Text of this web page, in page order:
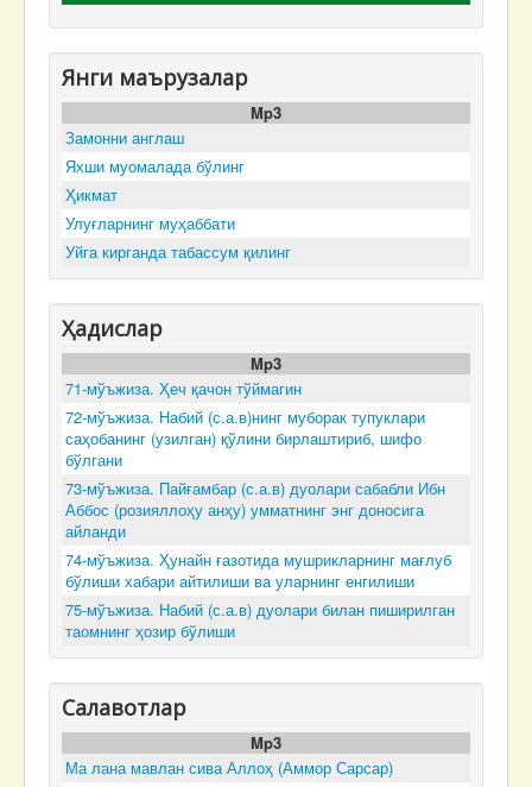
Янги маърузалар
Mp3
Замонни англаш
Яхши муомалада бўлинг
Ҳикмат
Улуғларнинг муҳаббати
Уйга кирганда табассум қилинг
Ҳадислар
Mp3
71-мўъжиза. Ҳеч қачон тўймагин
72-мўъжиза. Набий (с.а.в)нинг муборак тупуклари
саҳобанинг (узилган) қўлини бирлаштириб, шифо
бўлгани
73-мўъжиза. Пайғамбар (с.а.в) дуолари сабабли Ибн
Аббос (розияллоҳу анҳу) умматнинг энг доносига
айланди
74-мўъжиза. Ҳунайн ғазотида мушрикларнинг мағлуб
бўлиши хабари айтилиши ва уларнинг енгилиши
75-мўъжиза. Набий (с.а.в) дуолари билан пиширилган
таомнинг ҳозир бўлиши
Салавотлар
Mp3
Ма лана мавлан сива Аллоҳ (Аммор Сарсар)